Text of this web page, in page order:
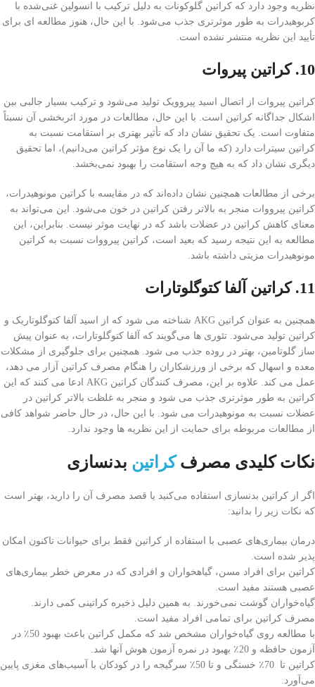
نظریه وجود دارد که کراتین گلوکونات به دلیل ترکیب با انسولین غنی‌شده با
کربوهیدرات به طور موثرتری جذب می‌شود. با این حال، هنوز مطالعه ای برای
تأیید این نظریه منتشر نشده است.
10. کراتین پیروات
کراتین پیروات از اتصال اسید پیروویک تولید می‌شود و ترکیب بسیار جالبی بین
اشکال جداگانه کراتین است. با این حال، مطالعات در مورد اثربخشی آن نسبتاً
متفاوت است. یک تحقیق نشان داد که تأثیر بهتری بر استقامت نسبت به
کراتین سیترات دارد (که ما آن را یک نوع مؤثر کراتین می‌دانیم)، اما تحقیق
دیگری نشان داد که به هیچ وجه استقامت را بهبود نمی‌بخشد.
برخی از مطالعات همچنین نشان داده‌اند که در مقایسه با کراتین مونوهیدرات،
کراتین پیرووات منجر به بالاتر رفتن کراتین در خون می‌شود. این می‌تواند به
معنای کاهش کراتین در عضلات باشد که در نهایت موثر نیست. بنابراین، این
مطالعه به این نتیجه رسید که بعید است، کراتین پیرووات نسبت به کراتین
مونوهیدرات مزیتی داشته باشد.
11. کراتین آلفا کتوگلوتارات
همچنین به عنوان کراتین AKG شناخته می شود که از اسید آلفا کتوگلوتاریک و
کراتین تولید می‌شود. تئوری ها می‌گویند که آلفا کتوگلوتارات، به عنوان پیش
ساز گلوتامین، بهتر در روده جذب می شود. همچنین برای جلوگیری از مشکلات
معده و اسهال که برخی از ورزشکاران را هنگام مصرف کراتین آزار می دهد،
عمل می کند. علاوه بر این، مصرف کنندگان کراتین AKG ادعا می کنند که این
کراتین به طور موثرتری جذب می شود و منجر به غلظت بالاتر کراتین در
عضلات نسبت به مونوهیدرات می شود. با این حال، در حال حاضر شواهد کافی
از مطالعات مربوطه برای حمایت از این نظریه ها وجود ندارد.
نکات کلیدی مصرفکراتین بدنسازی
اگر از کراتین بدنسازی استفاده می‌کنید یا قصد مصرف آن را دارید، بهتر است
که نکات زیر را بدانید:
درمان بیماری‌های عصبی با استفاده از کراتین فقط برای حیوانات تاکنون امکان
پذیر شده است.
کراتین برای افراد مسن، گیاهخواران و افرادی که در معرض خطر بیماری‌های
عصبی هستند مفید است.
گیاه‌خواران گوشت نمی‌خورند. به همین دلیل ذخیره کراتینی کمی دارند.
مصرف کراتین برای تمامی افراد مفید است.
با مطالعه روی گیاه‌خواران مشخص شد که مکمل کراتین باعث بهبود 50٪ در
آزمون حافظه و 20٪ بهبود در نمره آزمون هوش آنها شد.
کراتین تا 70٪ خستگی و تا 50٪ سرگیجه را در کودکان با آسیب‌های مغزی پایین
می‌آورد.